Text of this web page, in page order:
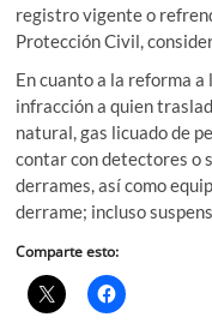
registro vigente o
Protección Civil,
En cuanto a la reforma
infracción a quien
natural, gas licuado de
contar con detectores o
derrames, así como
derrame; incluso
Comparte esto: